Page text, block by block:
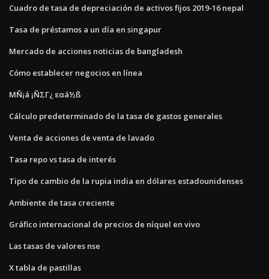
Cuadro de tasa de depreciación de activos fijos 2019-16 nepal
Tasa de préstamos a un día en singapur
Mercado de acciones noticias de bangladesh
Cómo establecer negocios en línea
ΜÑ¡á ¡ÑΣΓ¿ εαá½ß
Cálculo predeterminado de la tasa de gastos generales
Venta de acciones de venta de lavado
Tasa repo vs tasa de interés
Tipo de cambio de la rupia india en dólares estadounidenses
Ambiente de tasa creciente
Gráfico internacional de precios de níquel en vivo
Las tasas de valores nse
X tabla de pastillas